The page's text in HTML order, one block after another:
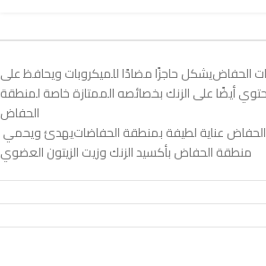
أيضًا على الزنك بخصائصه الممتازة خاصة لمنطقة
الحفاض
منطقة الحفاض بأكسيد الزنك وزيت الزيتون العضوي